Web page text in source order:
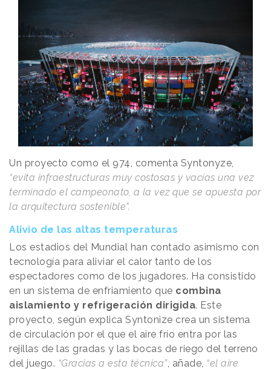
Un proyecto como el 974, comenta Syntonyze,
“evita infraestructuras muy costosas y vacías una vez
terminado el campeonato, a la vez que se apuesta por
la arquitectura sostenible".
Alivio de las altas temperaturas
Los estadios del Mundial han contado asimismo con
tecnología para aliviar el calor tanto de los
espectadores como de los jugadores. Ha consistido
en un sistema de enfriamiento que combina
aislamiento y refrigeración dirigida. Este
proyecto, según explica Syntonize crea un sistema
de circulación por el que el aire frío entra por las
rejillas de las gradas y las bocas de riego del terreno
del juego. “Gracias a esta técnica”, añade, “el aire